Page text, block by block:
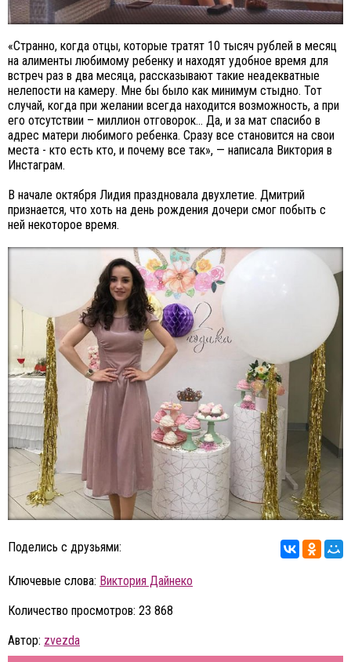
«Странно, когда отцы, которые тратят 10 тысяч рублей в месяц
на алименты любимому ребенку и находят удобное время для
встреч раз в два месяца, рассказывают такие неадекватные
нелепости на камеру. Мне бы было как минимум стыдно. Тот
случай, когда при желании всегда находится возможность, а при
его отсутствии – миллион отговорок… Да, и за мат спасибо в
адрес матери любимого ребенка. Сразу все становится на свои
места - кто есть кто, и почему все так», — написала Виктория в
Инстаграм.
В начале октября Лидия праздновала двухлетие. Дмитрий
признается, что хоть на день рождения дочери смог побыть с
ней некоторое время.
Поделись с друзьями:
Ключевые слова: Виктория Дайнеко
Количество просмотров: 23 868
Автор: zvezda